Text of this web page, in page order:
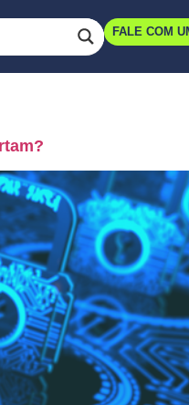
FALE COM